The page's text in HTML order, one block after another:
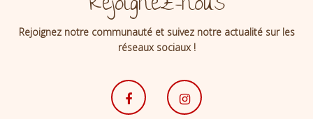
Rejoignez notre communauté et suivez notre actualité sur les
réseaux sociaux !